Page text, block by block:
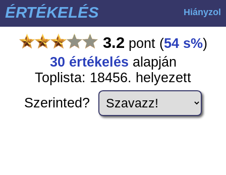
ÉRTÉKELÉS Hiányzol
3.2 pont (54 s%)
30 értékelés alapján
Toplista: 18456. helyezett
Szerinted?